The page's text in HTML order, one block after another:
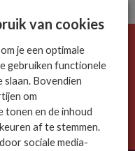
AANMELDEN
van cookies
je een optimale
gebruiken functionele
Bovendien
om
en de inhoud
af te stemmen.
sociale media-